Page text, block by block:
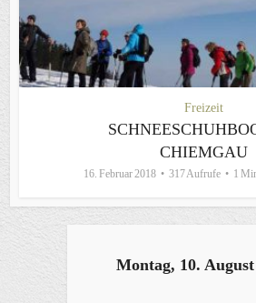
Freizeit
CHIEMGAU
16. Februar 2018 317 Aufrufe 1
Montag, 10. August